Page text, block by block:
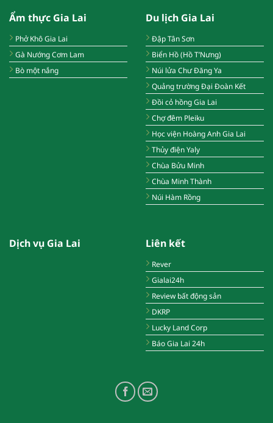
Ẩm thực Gia Lai
Phở Khô Gia Lai
Gà Nướng Cơm Lam
Bò một nắng
Du lịch Gia Lai
Đập Tân Sơn
Biển Hồ (Hồ T’Nưng)
Núi lửa Chư Đăng Ya
Quảng trường Đại Đoàn Kết
Đồi cỏ hồng Gia Lai
Chợ đêm Pleiku
Học viện Hoàng Anh Gia Lai
Thủy điện Yaly
Chùa Bửu Minh
Chùa Minh Thành
Núi Hàm Rồng
Dịch vụ Gia Lai Liên kết
Rever
Gialai24h
Review bất động sản
DKRP
Lucky Land Corp
Báo Gia Lai 24h